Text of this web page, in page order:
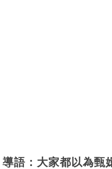
導語：大家都以為甄